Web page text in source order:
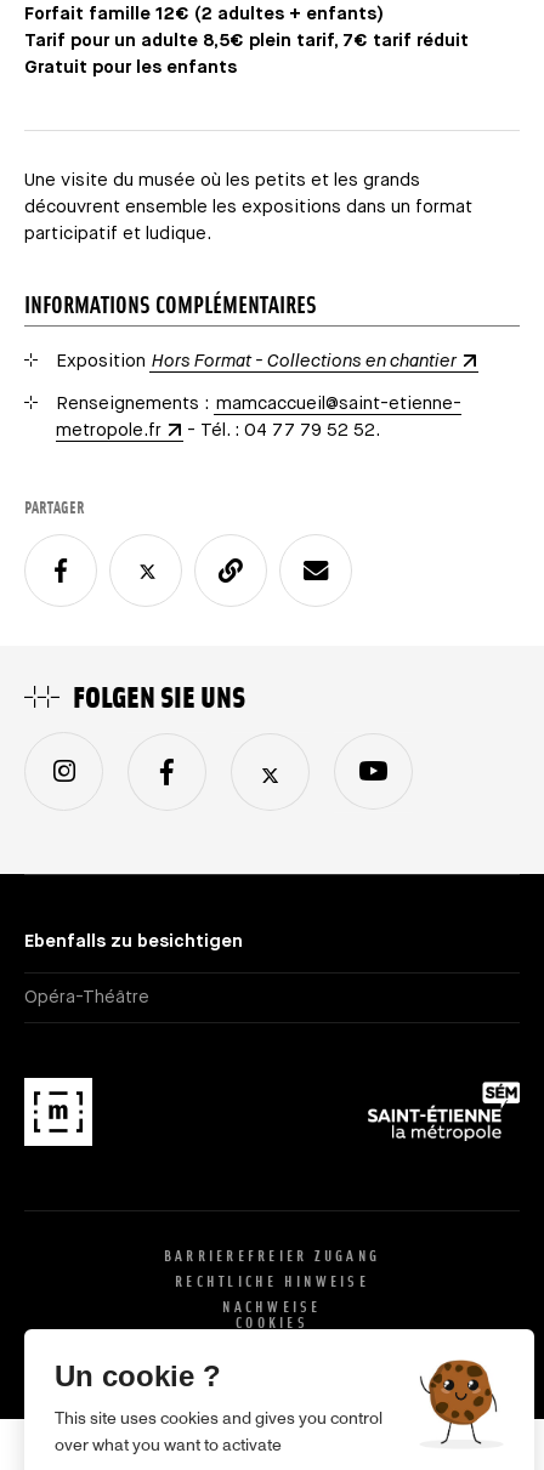
Forfait famille 12€ (2 adultes + enfants)
Tarif pour un adulte 8,5€ plein tarif, 7€ tarif réduit
Gratuit pour les enfants
Une visite du musée où les petits et les grands
découvrent ensemble les expositions dans un format
participatif et ludique.
INFORMATIONS COMPLÉMENTAIRES
Exposition Hors Format - Collections en chantier
Renseignements : mamcaccueil@saint-etienne-
metropole.fr
- Tél. : 04 77 79 52 52.
PARTAGER
Ebenfalls zu besichtigen
Opéra-Théâtre
FOLGEN SIE UNS
BARRIEREFREIER ZUGANG
RECHTLICHE HINWEISE
NACHWEISE
COOKIES
Un cookie ?
This site uses cookies and gives you control
over what you want to activate